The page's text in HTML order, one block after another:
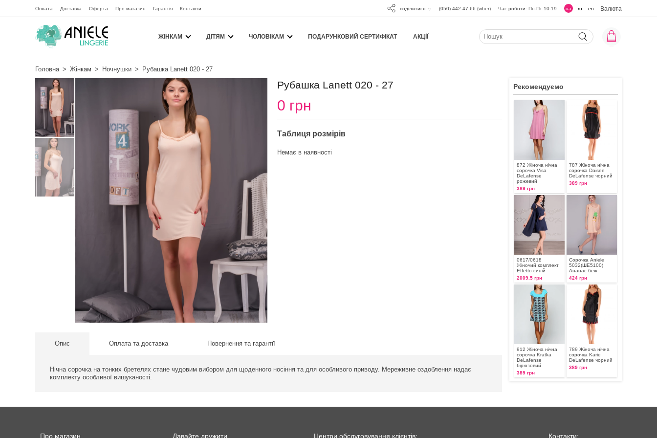
Оплата Доставка Оферта Про магазин Гарантія Контакти поділитися (050) 442-47-66 (viber) Час роботи: Пн-Пт 10-19 ua ru en Валюта
ЖІНКАМ ДІТЯМ ЧОЛОВІКАМ ПОДАРУНКОВИЙ СЕРТИФІКАТ АКЦІЇ
Головна > Жінкам > Ночнушки > Рубашка Lanett 020 - 27
Рубашка Lanett 020 - 27
0 грн
Таблиця розмірів
Немає в наявності
Опис Оплата та доставка Повернення та гарантії
Нічна сорочка на тонких бретелях стане чудовим вибором для щоденного носіння та для особливого приводу. Мереживне оздоблення надає
комплекту особливої ​​вишуканості.
Рекомендуємо
872 Жіноча нічна
сорочка Visa
DeLafense
рожевий
389 грн
787 Жіноча нічна
сорочка Daisee
DeLafense чорний
389 грн
0617/0618
Жіночий комплект
Effetto синій
2009.5 грн
Сорочка Aniele
5032(ШЕ5100)
Ананас беж
424 грн
912 Жіноча нічна
сорочка Kratka
DeLafense
бірюзовий
389 грн
789 Жіноча нічна
сорочка Karie
DeLafense чорний
389 грн
Про магазин Давайте дружити Центри обслуговування клієнтів: Контакти: